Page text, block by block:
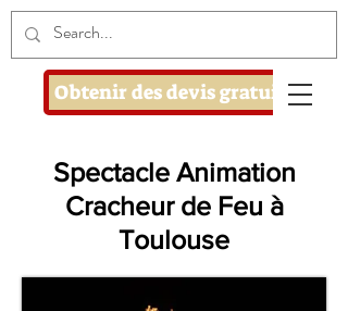
Obtenir des devis gratuits
Spectacle Animation
Cracheur de Feu à
Toulouse